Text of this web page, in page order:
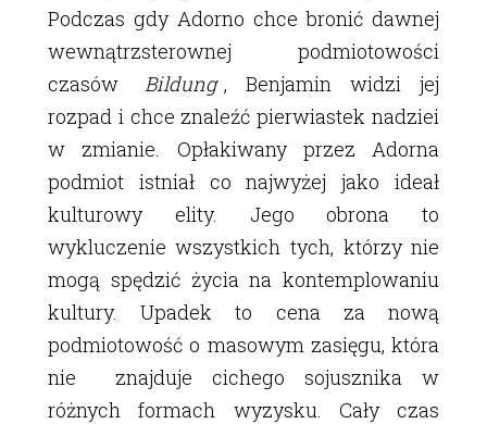
Podczas gdy Adorno chce bronić dawnej
wewnątrzsterownej podmiotowości
czasów
Bildung , Benjamin widzi jej
rozpad i chce znaleźć pierwiastek nadziei
w zmianie. Opłakiwany przez Adorna
podmiot istniał co najwyżej jako ideał
kulturowy elity. Jego obrona to
wykluczenie wszystkich tych, którzy nie
mogą spędzić życia na kontemplowaniu
kultury. Upadek to cena za nową
podmiotowość o masowym zasięgu, która
nie znajduje cichego sojusznika w
różnych formach wyzysku. Cały czas